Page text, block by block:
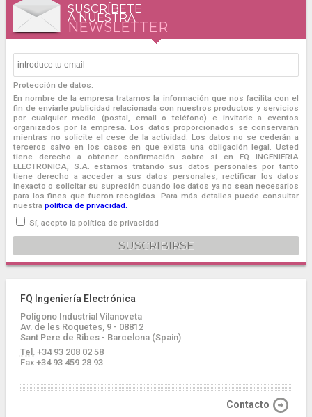
SUSCRÍBETE
A NUESTRA
NEWSLETTER
Protección de datos:
En nombre de la empresa tratamos la información que nos facilita con el
fin de enviarle publicidad relacionada con nuestros productos y servicios
por cualquier medio (postal, email o teléfono) e invitarle a eventos
organizados por la empresa. Los datos proporcionados se conservarán
mientras no solicite el cese de la actividad. Los datos no se cederán a
terceros salvo en los casos en que exista una obligación legal. Usted
tiene derecho a obtener confirmación sobre si en FQ INGENIERIA
ELECTRONICA, S.A. estamos tratando sus datos personales por tanto
tiene derecho a acceder a sus datos personales, rectificar los datos
inexacto o solicitar su supresión cuando los datos ya no sean necesarios
para los fines que fueron recogidos. Para más detalles puede consultar
nuestra política de privacidad.
Sí, acepto la política de privacidad
FQ Ingeniería Electrónica
Polígono Industrial Vilanoveta
Av. de les Roquetes, 9 - 08812
Sant Pere de Ribes - Barcelona (Spain)
Tel.
+34 93 208 02 58
Fax +34 93 459 28 93
Contacto